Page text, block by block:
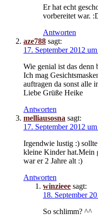
Er hat echt
vorbereitet war.
Antworten
aze788 sagt:
17. September 2012
Wie genial ist das denn
Ich mag
auftragen da sonst alle
Liebe Grüße Heike
Antworten
melliausosna sagt:
17. September 2012
Irgendwie lustig :)
kleine Kinder hat.Mein
war er 2 Jahre alt :)
Antworten
winzieee sagt:
18. September
So schlimm? ^^